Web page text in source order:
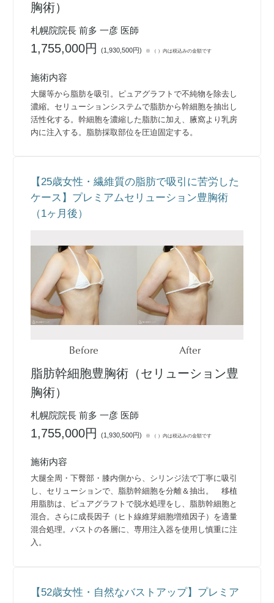
胸術）
札幌院院長 前多 一彦 医師
1,755,000円(1,930,500円) ※ （ ）内は税込みの金額です
施術内容
大腿等から脂肪を吸引。ピュアグラフトで不純物を除去し
濃縮。セリューションシステムで脂肪から幹細胞を抽出し
活性化する。幹細胞を濃縮した脂肪に加え、腋窩より乳房
内に注入する。脂肪採取部位を圧迫固定する。
【25歳女性・繊維質の脂肪で吸引に苦労した
ケース】プレミアムセリューション豊胸術
（1ヶ月後）
Before After
脂肪幹細胞豊胸術（セリューション豊
胸術）
札幌院院長 前多 一彦 医師
1,755,000円(1,930,500円) ※ （ ）内は税込みの金額です
施術内容
大腿全周・下臀部・膝内側から、シリンジ法で丁寧に吸引
し、セリューションで、脂肪幹細胞を分離＆抽出。 移植
用脂肪は、ピュアグラフトで脱水処理をし、脂肪幹細胞と
混合。さらに成長因子（ヒト線維芽細胞増殖因子）を適量
混合処理。バストの各層に、専用注入器を使用し慎重に注
入。
【52歳女性・自然なバストアップ】プレミア